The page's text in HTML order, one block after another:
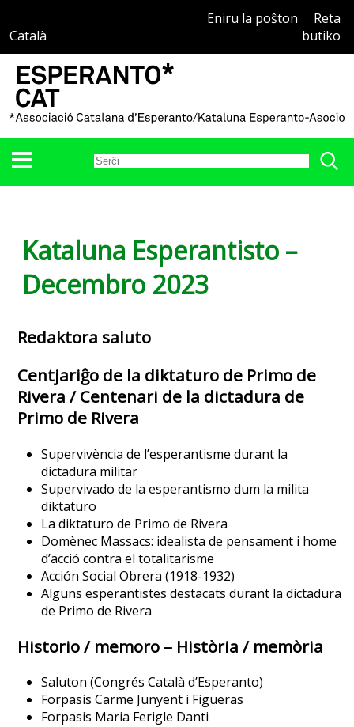
Català
Eniru la poŝton
Reta
butiko
Kataluna Esperantisto –
Decembro 2023
Redaktora saluto
Centjariĝo de la diktaturo de Primo de
Rivera / Centenari de la dictadura de
Primo de Rivera
Supervivència de l’esperantisme durant la
dictadura militar
Supervivado de la esperantismo dum la milita
diktaturo
La diktaturo de Primo de Rivera
Domènec Massacs: idealista de pensament i home
d’acció contra el totalitarisme
Acción Social Obrera (1918-1932)
Alguns esperantistes destacats durant la dictadura
de Primo de Rivera
Historio / memoro – Història / memòria
Saluton (Congrés Català d’Esperanto)
Forpasis Carme Junyent i Figueras
Forpasis Maria Ferigle Danti